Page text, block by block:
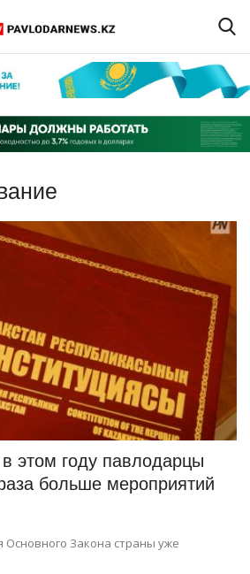
Регистрация
этом году павлодарцы
больше мероприятий
Основного Закона страны уже